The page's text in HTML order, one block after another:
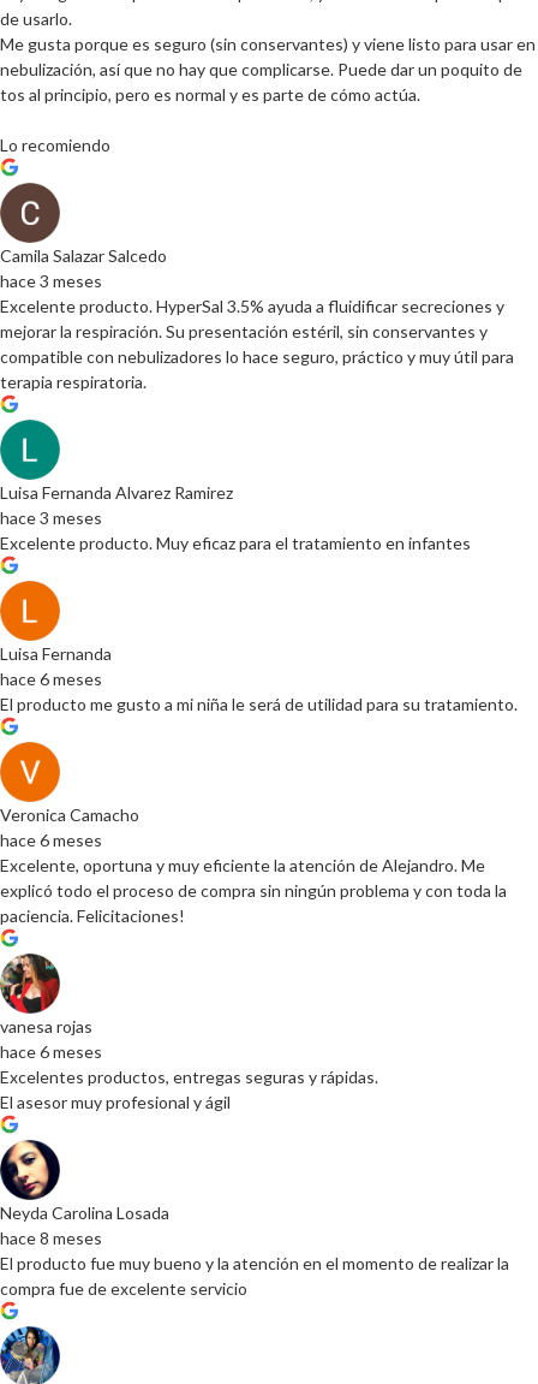
de usarlo.
Me gusta porque es seguro (sin conservantes) y viene listo para usar en
nebulización, así que no hay que complicarse. Puede dar un poquito de
tos al principio, pero es normal y es parte de cómo actúa.
Lo recomiendo
Camila Salazar Salcedo
hace 3 meses
Excelente producto. HyperSal 3.5% ayuda a fluidificar secreciones y
mejorar la respiración. Su presentación estéril, sin conservantes y
compatible con nebulizadores lo hace seguro, práctico y muy útil para
terapia respiratoria.
Luisa Fernanda Alvarez Ramirez
hace 3 meses
Excelente producto. Muy eficaz para el tratamiento en infantes
Luisa Fernanda
hace 6 meses
El producto me gusto a mi niña le será de utilidad para su tratamiento.
Veronica Camacho
hace 6 meses
Excelente, oportuna y muy eficiente la atención de Alejandro. Me
explicó todo el proceso de compra sin ningún problema y con toda la
paciencia. Felicitaciones!
vanesa rojas
hace 6 meses
Excelentes productos, entregas seguras y rápidas.
El asesor muy profesional y ágil
Neyda Carolina Losada
hace 8 meses
El producto fue muy bueno y la atención en el momento de realizar la
compra fue de excelente servicio